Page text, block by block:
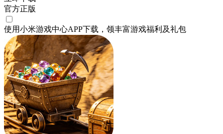
官方正版
使用小米游戏中心APP下载 ，领丰富游戏福利 及礼包